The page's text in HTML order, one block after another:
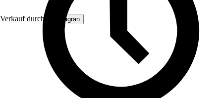
Verkauf durch: Primagran